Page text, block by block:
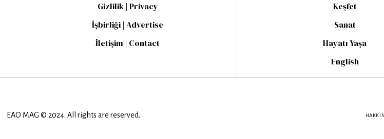
Gizlilik | Privacy
İşbirliği | Advertise
İletişim | Contact
Keşfet
Sanat
Hayatı Yaşa
English
EAO MAG © 2024. All rights are reserved.